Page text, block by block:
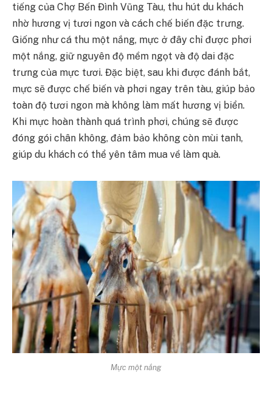
tiếng của Chợ Bến Đình Vũng Tàu, thu hút du khách
nhờ hương vị tươi ngon và cách chế biến đặc trưng.
Giống như cá thu một nắng, mực ở đây chỉ được phơi
một nắng, giữ nguyên độ mềm ngọt và độ dai đặc
trưng của mực tươi. Đặc biệt, sau khi được đánh bắt,
mực sẽ được chế biến và phơi ngay trên tàu, giúp bảo
toàn độ tươi ngon mà không làm mất hương vị biển.
Khi mực hoàn thành quá trình phơi, chúng sẽ được
đóng gói chân không, đảm bảo không còn mùi tanh,
giúp du khách có thể yên tâm mua về làm quà.
Mực một nắng